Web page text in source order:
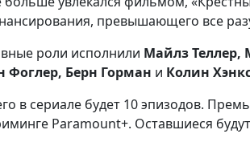
превышающего все
роли исполнили Майлз Теллер,
Фоглер, Берн Горман и Колин
в сериале будет 10 эпизодов.
Paramount+. Оставшиеся